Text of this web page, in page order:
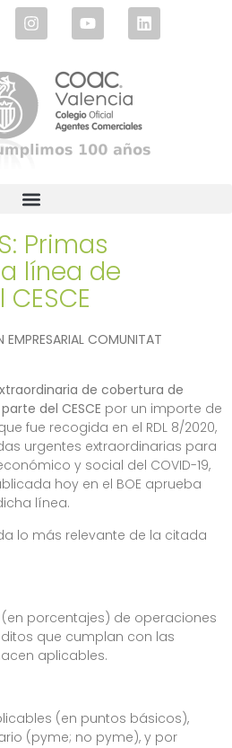
Primas
línea de
EMPRESARIAL COMUNITAT
de cobertura de
del CESCE por un importe de
fue recogida en el RDL 8/2020,
urgentes extraordinarias para
y social del COVID-19,
hoy en el BOE aprueba
línea.
lo más relevante de la citada
porcentajes) de operaciones
que cumplan con las
aplicables.
(en puntos básicos),
(pyme; no pyme), y por